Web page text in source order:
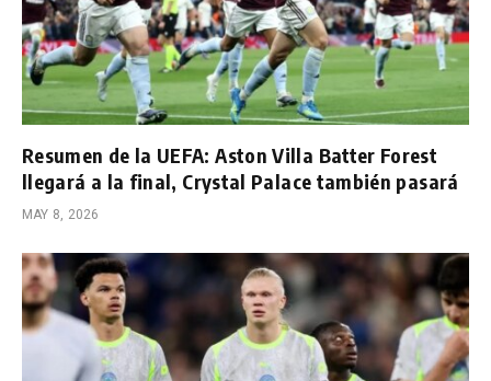
Resumen de la UEFA: Aston Villa Batter Forest
llegará a la final, Crystal Palace también pasará
MAY 8, 2026